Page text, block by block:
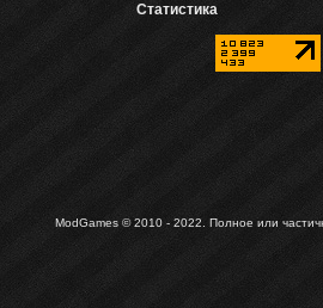
Статистика
ModGames © 2010 - 2022. Полное или